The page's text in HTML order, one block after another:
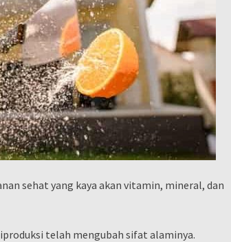
sehat yang kaya akan vitamin, mineral, dan
telah mengubah sifat alaminya.